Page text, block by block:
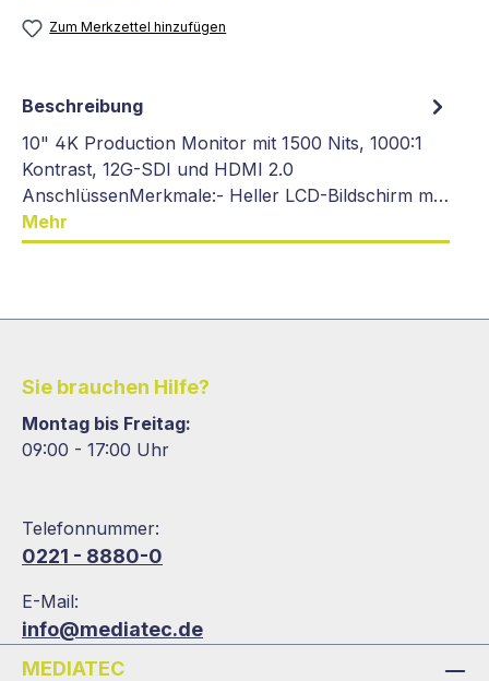
Zum Merkzettel hinzufügen
Beschreibung
10" 4K Production Monitor mit 1500 Nits, 1000:1
Kontrast, 12G-SDI und HDMI 2.0
AnschlüssenMerkmale:- Heller LCD-Bildschirm m…
Mehr
Sie brauchen Hilfe?
Montag bis Freitag:
09:00 - 17:00 Uhr
Telefonnummer:
0221 - 8880-0
E-Mail:
info@mediatec.de
MEDIATEC